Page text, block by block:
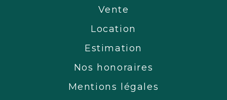
Vente
Location
Estimation
Nos honoraires
Mentions légales